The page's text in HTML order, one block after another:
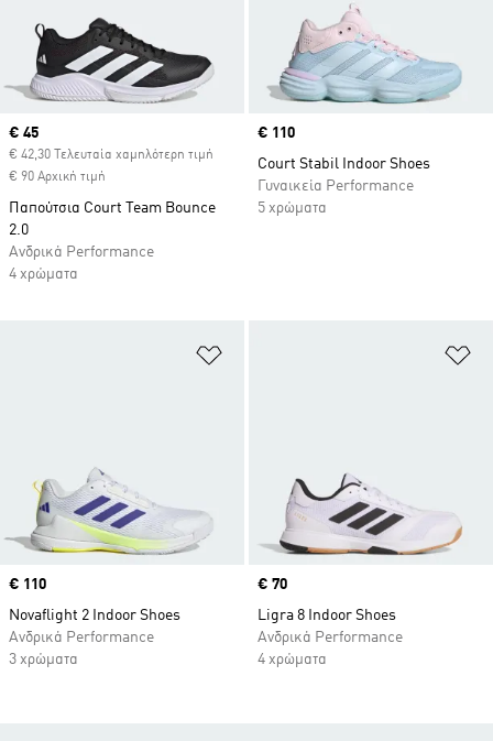
Current price
€ 45
€ 42,30 Τελευταία χαμηλότερη τιμή
€ 90 Αρχική τιμή
Παπούτσια Court Team Bounce
2.0
Ανδρικά Performance
4 χρώματα
Price
€ 110
Court Stabil Indoor Shoes
Γυναικεία Performance
5 χρώματα
Προσθήκη στη Λίστα Επιθυμιών
Price
€ 110
Novaflight 2 Indoor Shoes
Ανδρικά Performance
3 χρώματα
Price
€ 70
Ligra 8 Indoor Shoes
Ανδρικά Performance
4 χρώματα